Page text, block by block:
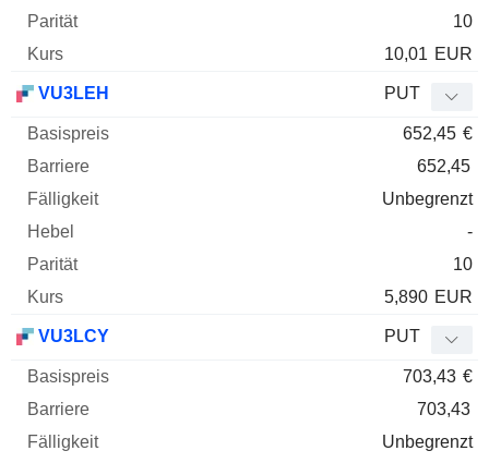
10
10,01 EUR
VU3LEH PUT
652,45 €
652,45
Unbegrenzt
-
10
5,890 EUR
VU3LCY PUT
703,43 €
703,43
Unbegrenzt